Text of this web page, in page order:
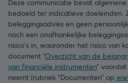
Deze communicatie bevat
bedoeld ter indicatieve doeleinden.
beleggingsadvies en geen
noch een onafhankelijke
risico's in, waaronder het risico van
document “Overzicht van de
van financiële instrumenten”
neemt (rubriek “Documenten” op